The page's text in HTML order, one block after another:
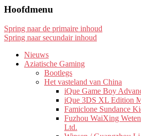
Hoofdmenu
Spring naar de primaire inhoud
Spring naar secundair inhoud
Nieuws
Aziatische Gaming
Bootlegs
Het vasteland van China
iQue Game Boy
iQue 3DS XL Edition
Famiclone Sundance
Fuzhou WaiXing
Ltd.